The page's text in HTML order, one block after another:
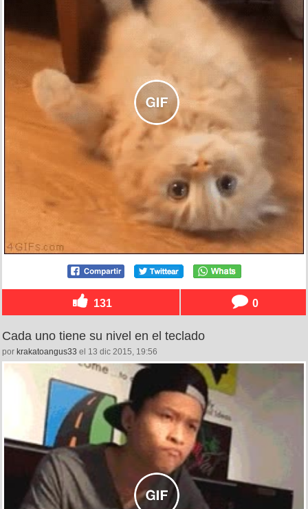
131 0
Cada uno tiene su nivel en el teclado
por krakatoangus33 el 13 dic 2015, 19:56